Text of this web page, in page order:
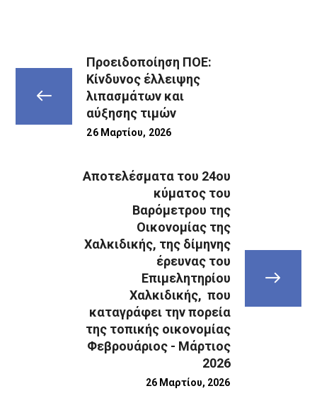
Προειδοποίηση ΠΟΕ:
Κίνδυνος έλλειψης
λιπασμάτων και
αύξησης τιμών
26 Μαρτίου, 2026
Αποτελέσματα του 24ου
κύματος του
Βαρόμετρου της
Οικονομίας της
Χαλκιδικής, της δίμηνης
έρευνας του
Επιμελητηρίου
Χαλκιδικής, που
καταγράφει την πορεία
της τοπικής οικονομίας
Φεβρουάριος - Μάρτιος
2026
26 Μαρτίου, 2026